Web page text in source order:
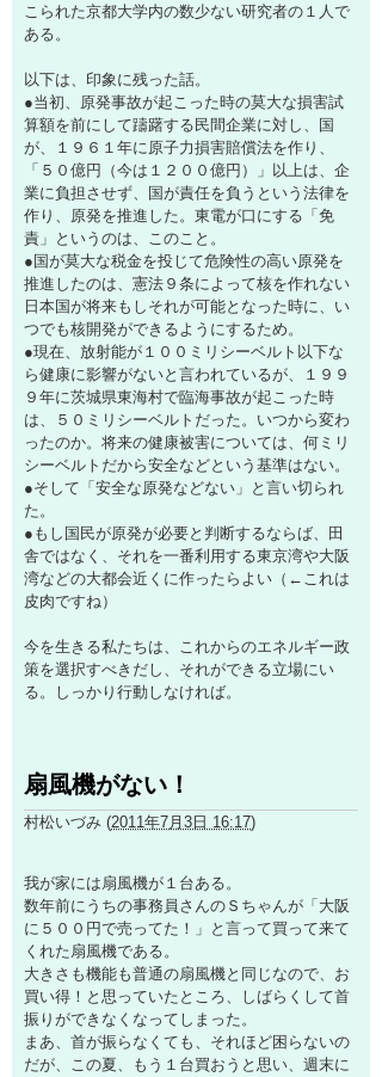
こられた京都大学内の数少ない研究者の１人で
ある。
以下は、印象に残った話。
●当初、原発事故が起こった時の莫大な損害試
算額を前にして躊躇する民間企業に対し、国
が、１９６１年に原子力損害賠償法を作り、
「５０億円（今は１２００億円）」以上は、企
業に負担させず、国が責任を負うという法律を
作り、原発を推進した。東電が口にする「免
責」というのは、このこと。
●国が莫大な税金を投じて危険性の高い原発を
推進したのは、憲法９条によって核を作れない
日本国が将来もしそれが可能となった時に、い
つでも核開発ができるようにするため。
●現在、放射能が１００ミリシーベルト以下な
ら健康に影響がないと言われているが、１９９
９年に茨城県東海村で臨海事故が起こった時
は、５０ミリシーベルトだった。いつから変わ
ったのか。将来の健康被害については、何ミリ
シーベルトだから安全などという基準はない。
●そして「安全な原発などない」と言い切られ
た。
●もし国民が原発が必要と判断するならば、田
舎ではなく、それを一番利用する東京湾や大阪
湾などの大都会近くに作ったらよい（←これは
皮肉ですね）
今を生きる私たちは、これからのエネルギー政
策を選択すべきだし、それができる立場にい
る。しっかり行動しなければ。
扇風機がない！
村松いづみ (2011年7月3日 16:17)
我が家には扇風機が１台ある。
数年前にうちの事務員さんのＳちゃんが「大阪
に５００円で売ってた！」と言って買って来て
くれた扇風機である。
大きさも機能も普通の扇風機と同じなので、お
買い得！と思っていたところ、しばらくして首
振りができなくなってしまった。
まあ、首が振らなくても、それほど困らないの
だが、この夏、もう１台買おうと思い、週末に